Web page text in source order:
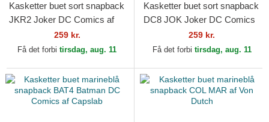
Kasketter buet sort snapback
JKR2 Joker DC Comics af
259 kr.
Få det forbi tirsdag, aug. 11
Kasketter buet sort snapback
DC8 JOK Joker DC Comics
259 kr.
Få det forbi tirsdag, aug. 11